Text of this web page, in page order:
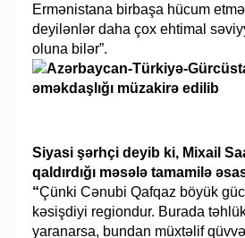
Ermənistana birbaşa hücum
deyilənlər daha çox ehtimal
oluna bilər”.
Siyasi şərhçi deyib ki, Mixail
qaldırdığı məsələ tamamilə
“Çünki Cənubi Qafqaz böyük
kəsişdiyi regiondur. Burada
yaranarsa, bundan müxtəlif